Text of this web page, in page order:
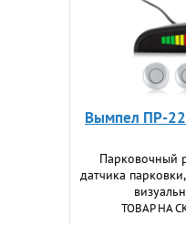
Вымпел ПР-
Парковочный
датчика
ТОВАР НА